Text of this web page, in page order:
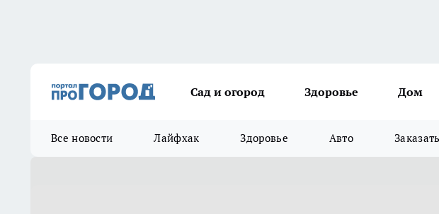
Сад и огород Здоровье Дом
Все новости Лайфхак Здоровье Авто